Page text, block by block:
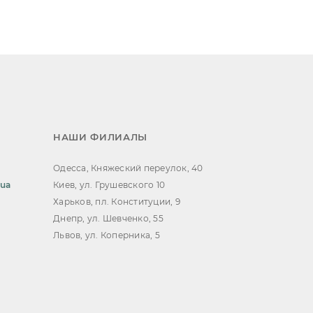
НАШИ ФИЛИАЛЫ
Одесса, Княжеский переулок, 40
Киев, ул. Грушевского 10
Харьков, пл. Конституции, 9
Днепр, ул. Шевченко, 55
Львов, ул. Коперника, 5